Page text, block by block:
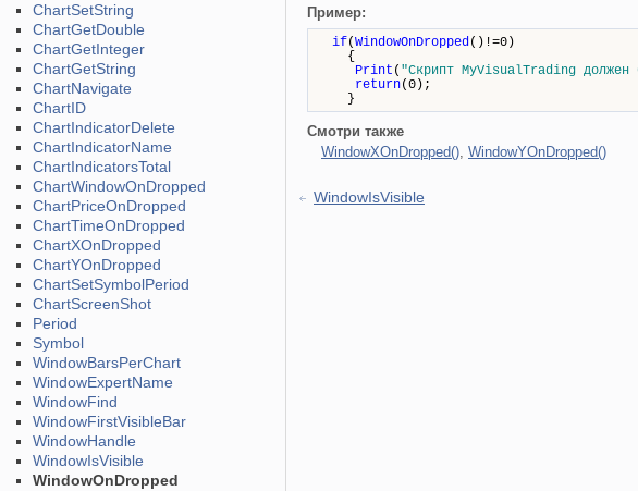
ChartSetString
ChartGetDouble
ChartGetInteger
ChartGetString
ChartNavigate
ChartID
ChartIndicatorDelete
ChartIndicatorName
ChartIndicatorsTotal
ChartWindowOnDropped
ChartPriceOnDropped
ChartTimeOnDropped
ChartXOnDropped
ChartYOnDropped
ChartSetSymbolPeriod
ChartScreenShot
Period
Symbol
WindowBarsPerChart
WindowExpertName
WindowFind
WindowFirstVisibleBar
WindowHandle
WindowIsVisible
WindowOnDropped
Пример:
if(WindowOnDropped()!=0)
{
Print ( "Скрипт MyVisualTrading должен
return(0);
}
Смотри также
WindowXOnDropped(), WindowYOnDropped()
WindowIsVisible